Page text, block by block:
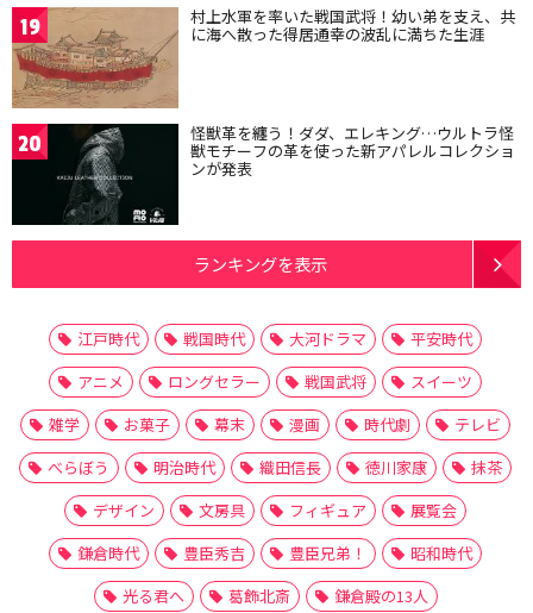
19 村上水軍を率いた戦国武将！幼い弟を支え、共
に海へ散った得居通幸の波乱に満ちた生涯
20 怪獣革を纏う！ダダ、エレキング…ウルトラ怪
獣モチーフの革を使った新アパレルコレクショ
ンが発表
ランキングを表示
江戸時代 戦国時代 大河ドラマ
平安時代
アニメ
ロングセラー 戦国武将
スイーツ
雑学
お菓子 幕末 漫画 時代劇
テレビ
べらぼう
明治時代 織田信長 徳川家康
抹茶
デザイン
文房具 フィギュア
展覧会
鎌倉時代
豊臣秀吉 豊臣兄弟！
昭和時代
光る君へ
葛飾北斎 鎌倉殿の13人